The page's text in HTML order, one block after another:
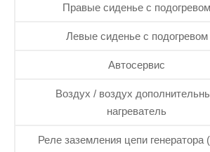
Правые сиденье с подогревом
Левые сиденье с подогревом
Автосервис
Воздух / воздух
нагреватель
Реле заземления цепи генератора